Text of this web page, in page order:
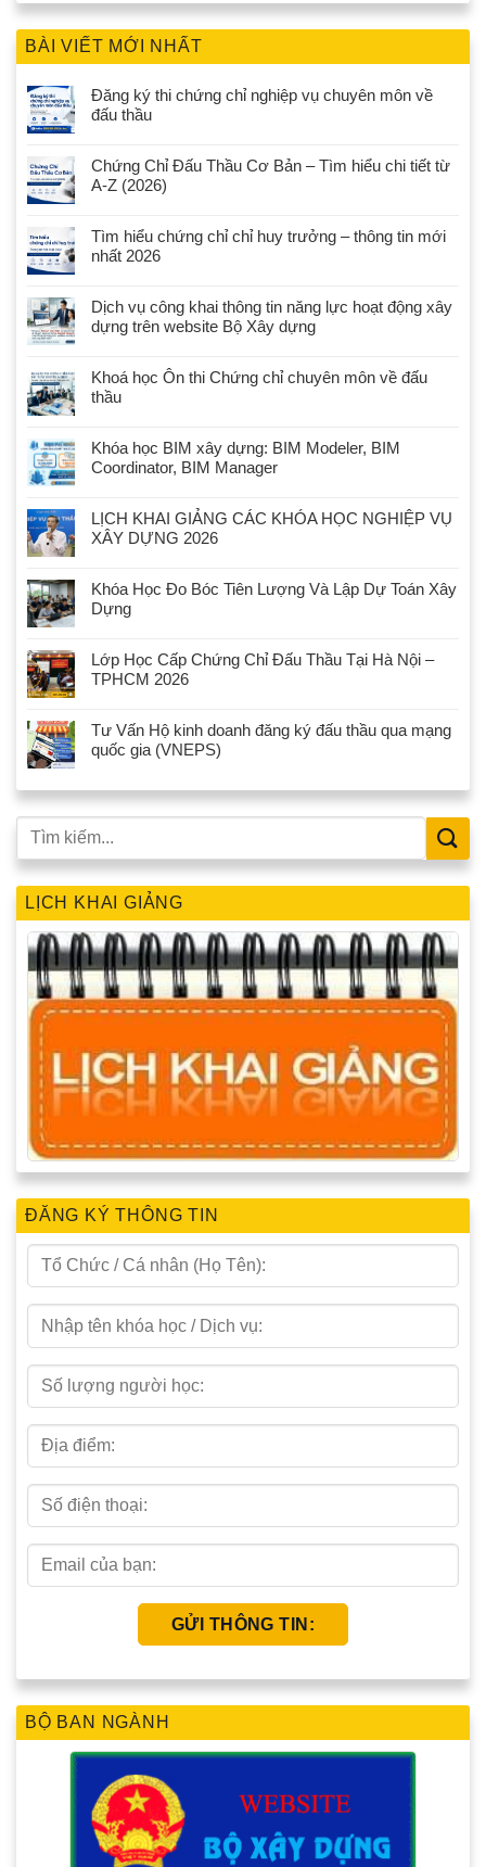
BÀI VIẾT MỚI NHẤT
Đăng ký thi chứng chỉ nghiệp vụ chuyên môn về
đấu thầu
Chứng Chỉ Đấu Thầu Cơ Bản – Tìm hiểu chi tiết từ
A-Z (2026)
Tìm hiểu chứng chỉ chỉ huy trưởng – thông tin mới
nhất 2026
Dịch vụ công khai thông tin năng lực hoạt động xây
dựng trên website Bộ Xây dựng
Khoá học Ôn thi Chứng chỉ chuyên môn về đấu
thầu
Khóa học BIM xây dựng: BIM Modeler, BIM
Coordinator, BIM Manager
LỊCH KHAI GIẢNG CÁC KHÓA HỌC NGHIỆP VỤ
XÂY DỰNG 2026
Khóa Học Đo Bóc Tiên Lượng Và Lập Dự Toán Xây
Dựng
Lớp Học Cấp Chứng Chỉ Đấu Thầu Tại Hà Nội –
TPHCM 2026
Tư Vấn Hộ kinh doanh đăng ký đấu thầu qua mạng
quốc gia (VNEPS)
LỊCH KHAI GIẢNG
ĐĂNG KÝ THÔNG TIN
BỘ BAN NGÀNH